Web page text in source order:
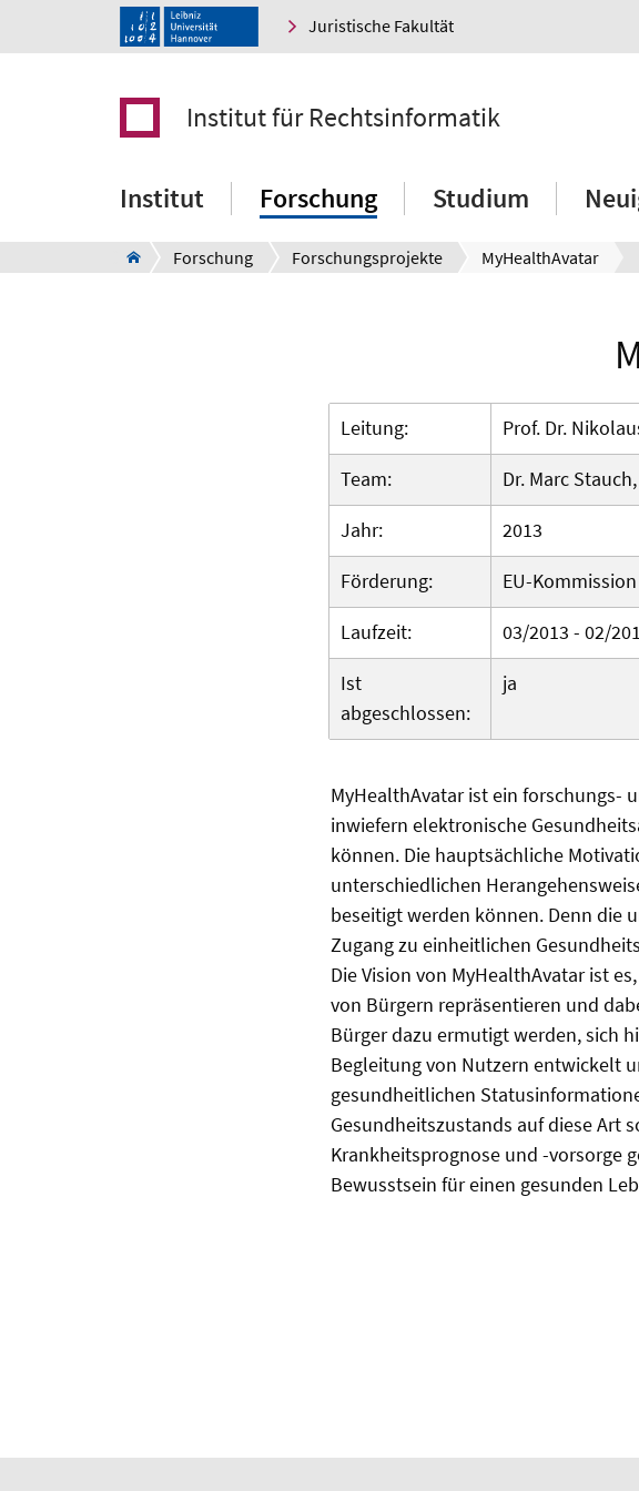
Juristische Fakultät
Institut für Rechtsinformatik
Institut Forschung Studium
Forschung Forschungsprojekte MyHealthAvatar
Leitung:
Prof. Dr.
Team:
Dr. Marc
Jahr:
2013
Förderung:
EU-Kommission
Laufzeit:
03/2013 - 02/
Ist
abgeschlossen:
ja
MyHealthAvatar ist ein forschungs-
inwiefern elektronische
können. Die hauptsächliche
unterschiedlichen
beseitigt werden können. Denn die
Zugang zu einheitlichen
Die Vision von MyHealthAvatar ist
von Bürgern repräsentieren und
Bürger dazu ermutigt werden, sich
Begleitung von Nutzern entwickelt
gesundheitlichen
Gesundheitszustands auf diese Art
Krankheitsprognose und -vorsorge
Bewusstsein für einen gesunden